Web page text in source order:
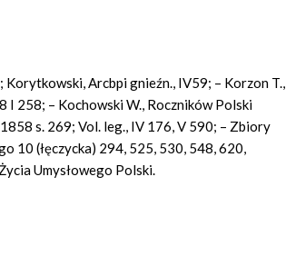
Korytkowski, Arcbpi gnieźn., IV59; – Korzon T.,
I 258; – Kochowski W., Roczników Polski
s. 269; Vol. leg., IV 176, V 590; – Zbiory
10 (łęczycka) 294, 525, 530, 548, 620,
Umysłowego Polski.